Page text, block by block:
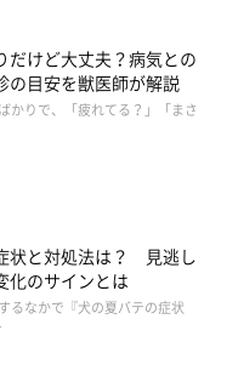
的な場合も
だけど大丈夫？病気との
の目安を獣医師が解説
かりで、「疲れてる？」「まさ
状と対処法は？ 見逃し
化のサインとは
るなかで『犬の夏バテの症状